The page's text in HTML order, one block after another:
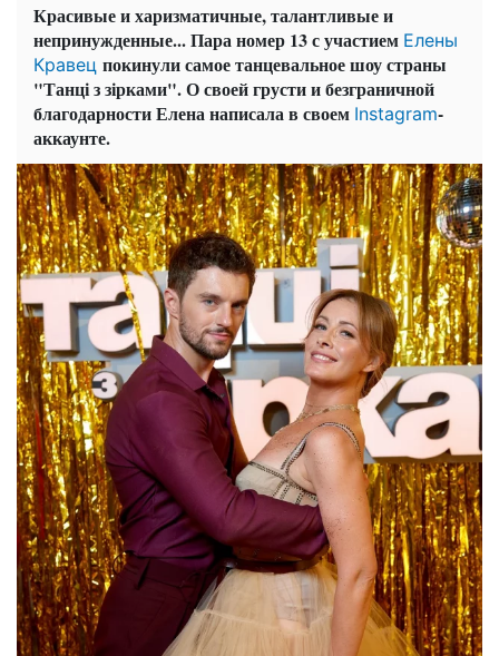
Красивые и харизматичные, талантливые и
непринужденные... Пара номер 13 с участием Елены
Кравец покинули самое танцевальное шоу страны
"Танці з зірками". О своей грусти и безграничной
благодарности Елена написала в своем Instagram-
аккаунте.